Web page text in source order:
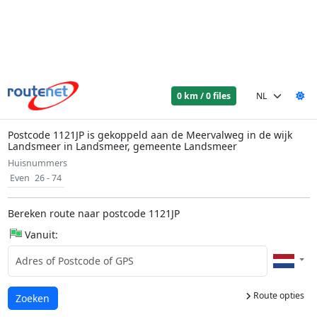
0 km / 0 files
Postcode 1121JP is gekoppeld aan de Meervalweg in de wijk
Landsmeer in Landsmeer, gemeente Landsmeer
Huisnummers
Even 26 - 74
Bereken route naar postcode 1121JP
Vanuit:
Route opties
Laden...
Zoeken